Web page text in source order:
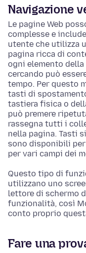
Navigazione
Le pagine Web
complesse e
utente che utilizza
pagina ricca di
ogni elemento
cercando può
tempo. Per questo
tasti di
tastiera fisica o
può premere
rassegna tutti i
nella pagina. Tasti
sono disponibili
per vari campi dei
Questo tipo di
utilizzano uno
lettore di schermo
funzionalità, così
conto proprio
Fare una